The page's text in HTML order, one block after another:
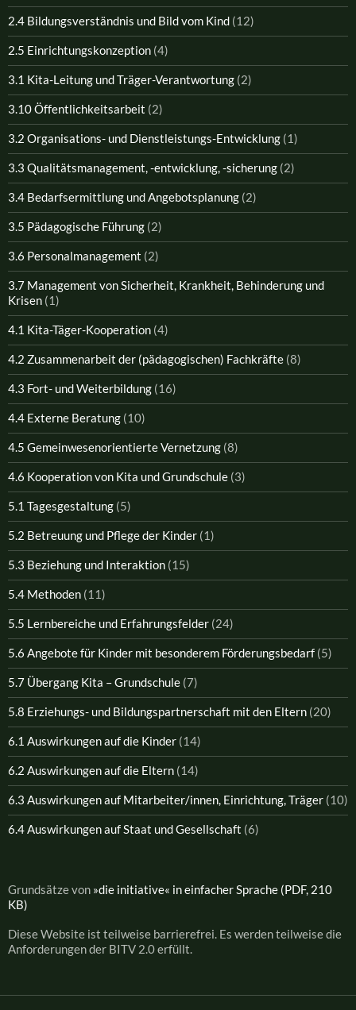
2.4 Bildungsverständnis und Bild vom Kind (12)
2.5 Einrichtungskonzeption (4)
3.1 Kita-Leitung und Träger-Verantwortung (2)
3.10 Öffentlichkeitsarbeit (2)
3.2 Organisations- und Dienstleistungs-Entwicklung (1)
3.3 Qualitätsmanagement, -entwicklung, -sicherung (2)
3.4 Bedarfsermittlung und Angebotsplanung (2)
3.5 Pädagogische Führung (2)
3.6 Personalmanagement (2)
3.7 Management von Sicherheit, Krankheit, Behinderung und
Krisen (1)
4.1 Kita-Täger-Kooperation (4)
4.2 Zusammenarbeit der (pädagogischen) Fachkräfte (8)
4.3 Fort- und Weiterbildung (16)
4.4 Externe Beratung (10)
4.5 Gemeinwesenorientierte Vernetzung (8)
4.6 Kooperation von Kita und Grundschule (3)
5.1 Tagesgestaltung (5)
5.2 Betreuung und Pflege der Kinder (1)
5.3 Beziehung und Interaktion (15)
5.4 Methoden (11)
5.5 Lernbereiche und Erfahrungsfelder (24)
5.6 Angebote für Kinder mit besonderem Förderungsbedarf (5)
5.7 Übergang Kita – Grundschule (7)
5.8 Erziehungs- und Bildungspartnerschaft mit den Eltern (20)
6.1 Auswirkungen auf die Kinder (14)
6.2 Auswirkungen auf die Eltern (14)
6.3 Auswirkungen auf Mitarbeiter/innen, Einrichtung, Träger (10)
6.4 Auswirkungen auf Staat und Gesellschaft (6)
Grundsätze von »die initiative« in einfacher Sprache (PDF, 210
KB)
Diese Website ist teilweise barrierefrei. Es werden teilweise die
Anforderungen der BITV 2.0 erfüllt.